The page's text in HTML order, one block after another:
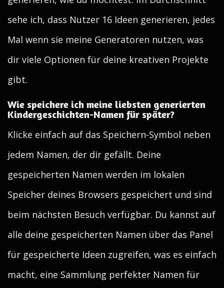
sehe ich, dass Nutzer 16 Ideen generieren, jedes
Mal wenn sie meine Generatoren nutzen, was
dir viele Optionen für deine kreativen Projekte
gibt.
Wie speichere ich meine liebsten generierten
Kindergeschichten-Namen für später?
Klicke einfach auf das Speichern-Symbol neben
jedem Namen, der dir gefällt. Deine
gespeicherten Namen werden im lokalen
Speicher deines Browsers gespeichert und sind
beim nächsten Besuch verfügbar. Du kannst auf
alle deine gespeicherten Namen über das Panel
für gespeicherte Ideen zugreifen, was es einfach
macht, eine Sammlung perfekter Namen für